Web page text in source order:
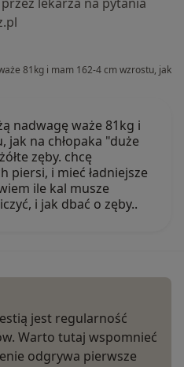
81kg i mam 162-4 cm wzrostu, jak
nadwagę waże 81kg i
jak na chłopaka "duże
zęby. chcę
piersi, i mieć ładniejsze
ile kal musze
i jak dbać o zęby..
jest regularność
Warto tutaj wspomnieć
odgrywa pierwsze